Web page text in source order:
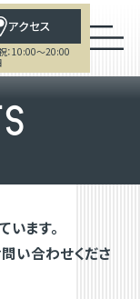
アクセス
：10:00～20:00
S
ます。
い合わせくださ